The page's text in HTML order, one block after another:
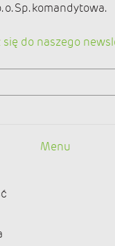
o. Sp. komandytowa.
się do naszego
Menu